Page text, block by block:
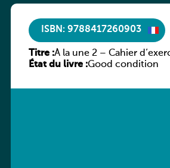
ISBN: 9788417260903
Titre :À la une 2 – Cahier
État du livre :Good condition